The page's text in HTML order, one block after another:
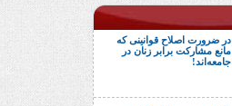
در ضرورت اصلاح قوانینی که
مانع مشارکت برابر زنان در
جامعه‌اند!